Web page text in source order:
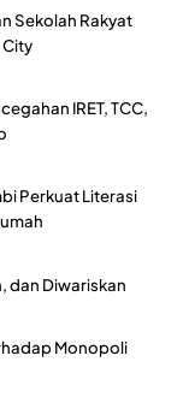
Sekolah Rakyat
City
IRET, TCC,
Perkuat Literasi
dan Diwariskan
Monopoli